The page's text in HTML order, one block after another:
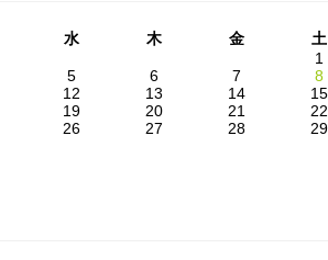
水 木 金
土
1
5 6 7
8
12 13 14
15
19 20 21
22
26 27 28
29